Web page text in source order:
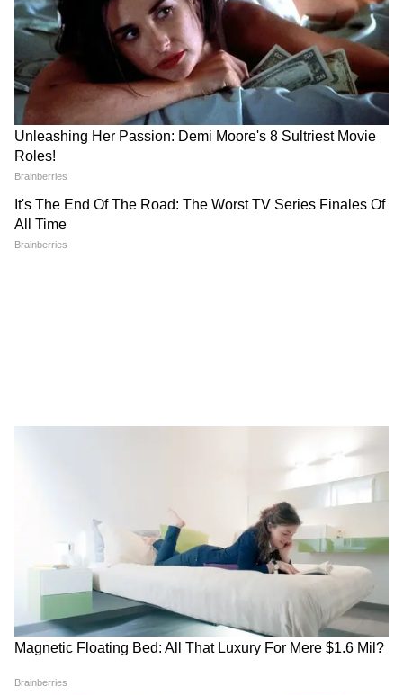
6.मौलाना मदनी ने मुसलमानों को आंतरिक और बाहरी
दुश्मनों(nternal and external enemies) के बारे में
भी आगाह किया, जो उन्हें मनोवैज्ञानिक रूप से निराश,
उकसाने और गुमराह करने की कोशिश कर रहे हैं।
7.प्रस्ताव पढ़ा गया कि 'जिहाद के नाम पर चरमपंथी और
हिंसक प्रवृत्ति का प्रचार करने वाले संगठन देश हित या
इस्लाम धर्म के मामले में हमारे सहयोग और समर्थन के
हकदार नहीं हैं। वे जिहाद का इस्तेमाल पूरी तरह से गलत
बयानी में कर रहे हैं।
हालांकि जमीयत ने अपने प्रस्ताव में आरोप लगाया कि
आम धारणा है कि न्यायपालिका राज्य के दबाव में काम
कर रही है। कहा गया-'न्याय किसी भी सभ्य समाज के
लिए सबसे बड़ा मानक है। प्रत्येक शासक का पहला कर्तव्य
अपनी प्रजा को समान और निष्पक्ष न्याय प्रदान करना है।'
10.प्रस्ताव में आरोप लगाया गया कि सुप्रीम कोर्ट और देश
की अन्य अदालतें भारत के सबसे बड़े लोकतंत्र के संरक्षक